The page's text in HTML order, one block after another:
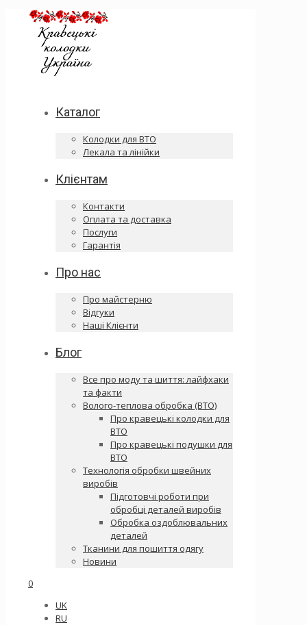
Каталог
Колодки для ВТО
Лекала та лінійки
Клієнтам
Контакти
Оплата та доставка
Послуги
Гарантія
Про нас
Про майстерню
Відгуки
Наші Клієнти
Блог
Все про моду та шиття: лайфхаки
та факти
Волого-теплова обробка (ВТО)
Про кравецькі колодки для
ВТО
Про кравецькі подушки для
ВТО
Технологія обробки швейних
виробів
Підготовчі роботи при
обробці деталей виробів
Обробка оздоблювальних
деталей
Тканини для пошиття одягу
Новини
0
UK
RU